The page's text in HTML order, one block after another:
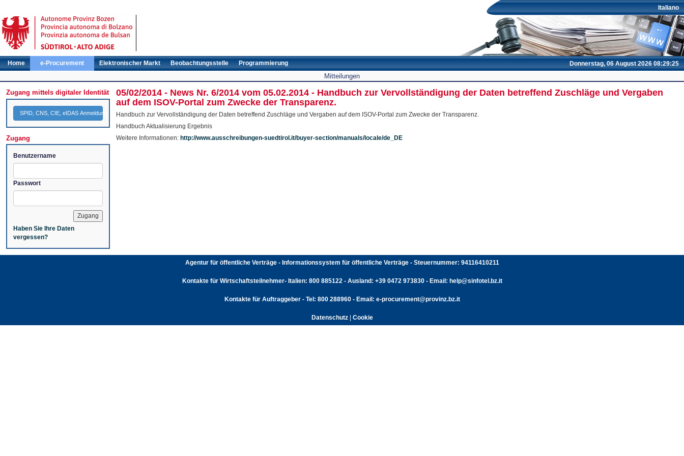
Italiano
Donnerstag, 06 August 2026 08:29:25
Home e-Procurement Elektronischer Markt Beobachtungsstelle Programmierung
Mitteilungen
Zugang mittels digitaler Identität
SPID, CNS, CIE, eIDAS Anmeldung
Zugang
Benutzername
Passwort
Haben Sie Ihre Daten
vergessen?
05/02/2014 - News Nr. 6/2014 vom 05.02.2014 - Handbuch zur Vervollständigung der Daten betreffend Zuschläge und Vergaben
auf dem ISOV-Portal zum Zwecke der Transparenz.
Handbuch zur Vervollständigung der Daten betreffend Zuschläge und Vergaben auf dem ISOV-Portal zum Zwecke der Transparenz.
Handbuch Aktualisierung Ergebnis
Weitere Informationen: http://www.ausschreibungen-suedtirol.it/buyer-section/manuals/locale/de_DE
Agentur für öffentliche Verträge - Informationssystem für öffentliche Verträge - Steuernummer: 94116410211
Kontakte für Wirtschaftsteilnehmer- Italien: 800 885122 - Ausland: +39 0472 973830 - Email: help@sinfotel.bz.it
Kontakte für Auftraggeber - Tel: 800 288960 - Email: e-procurement@provinz.bz.it
Datenschutz| Cookie